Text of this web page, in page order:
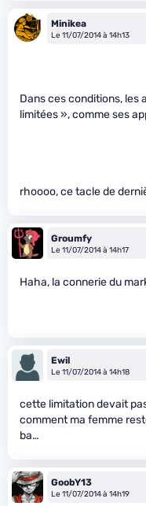
Minikea
Le 11/07/2014 à 14h13
Dans ces conditions, les
limitées », comme ses
rhoooo, ce tacle de
Groumfy
Le 11/07/2014 à 14h17
Haha, la connerie du
Ewil
Le 11/07/2014 à 14h18
cette limitation devait
comment ma femme
ba…
GoobY13
Le 11/07/2014 à 14h19